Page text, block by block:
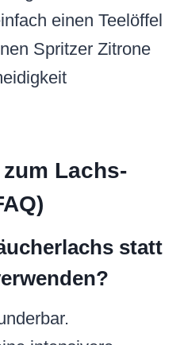
einen Teelöffel
Spritzer Zitrone
Lachs-
statt